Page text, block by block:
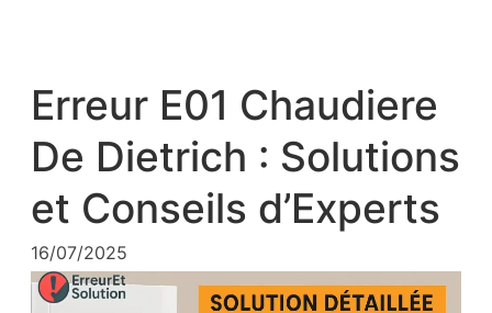
Erreur E01 Chaudiere
De Dietrich : Solutions
et Conseils d’Experts
16/07/2025